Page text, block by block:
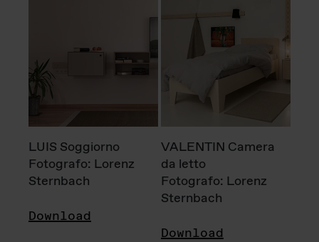
LUIS Soggiorno
Fotografo: Lorenz
Sternbach
Download
VALENTIN Camera
da letto
Fotografo: Lorenz
Sternbach
Download